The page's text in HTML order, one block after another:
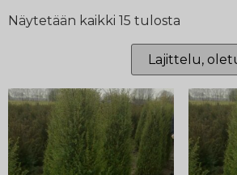
Näytetään kaikki 15 tulosta